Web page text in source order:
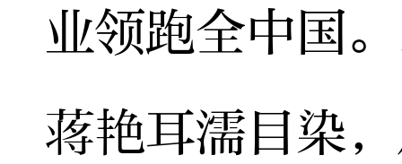
业领跑全中国
蒋艳耳濡目染